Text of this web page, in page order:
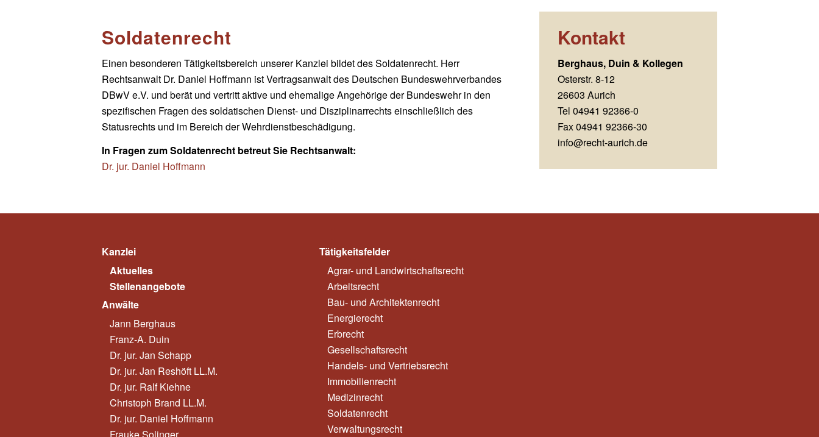
Soldatenrecht
Einen besonderen Tätigkeitsbereich unserer Kanzlei bildet des Soldatenrecht. Herr
Rechtsanwalt Dr. Daniel Hoffmann ist Vertragsanwalt des Deutschen Bundeswehrverbandes
DBwV e.V. und berät und vertritt aktive und ehemalige Angehörige der Bundeswehr in den
spezifischen Fragen des soldatischen Dienst- und Disziplinarrechts einschließlich des
Statusrechts und im Bereich der Wehrdienstbeschädigung.
In Fragen zum Soldatenrecht betreut Sie Rechtsanwalt:
Dr. jur. Daniel Hoffmann
Kontakt
Berghaus, Duin & Kollegen
Osterstr. 8-12
26603 Aurich
Tel 04941 92366-0
Fax 04941 92366-30
info@recht-aurich.de
Kanzlei
Aktuelles
Stellenangebote
Anwälte
Jann Berghaus
Franz-A. Duin
Dr. jur. Jan Schapp
Dr. jur. Jan Reshöft LL.M.
Dr. jur. Ralf Kiehne
Christoph Brand LL.M.
Dr. jur. Daniel Hoffmann
Frauke Solinger
Tätigkeitsfelder
Agrar- und Landwirtschaftsrecht
Arbeitsrecht
Bau- und Architektenrecht
Energierecht
Erbrecht
Gesellschaftsrecht
Handels- und Vertriebsrecht
Immobilienrecht
Medizinrecht
Soldatenrecht
Verwaltungsrecht